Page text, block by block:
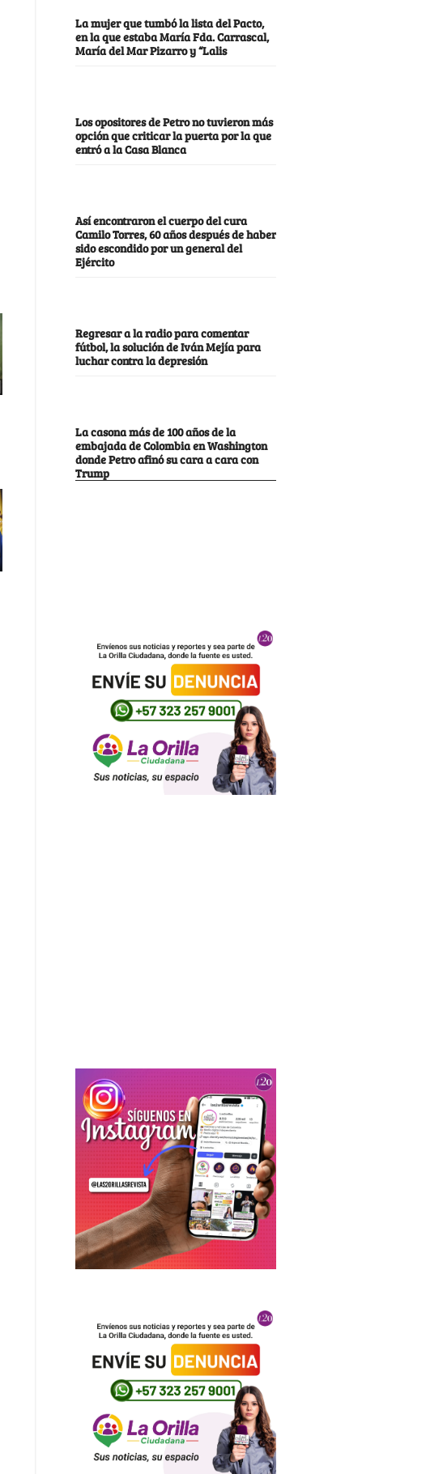
La mujer que tumbó la lista del Pacto,
en la que estaba María Fda. Carrascal,
María del Mar Pizarro y “Lalis
Los opositores de Petro no tuvieron más
opción que criticar la puerta por la que
entró a la Casa Blanca
Así encontraron el cuerpo del cura
Camilo Torres, 60 años después de haber
sido escondido por un general del
Ejército
Regresar a la radio para comentar
fútbol, la solución de Iván Mejía para
luchar contra la depresión
La casona más de 100 años de la
embajada de Colombia en Washington
donde Petro afinó su cara a cara con
Trump